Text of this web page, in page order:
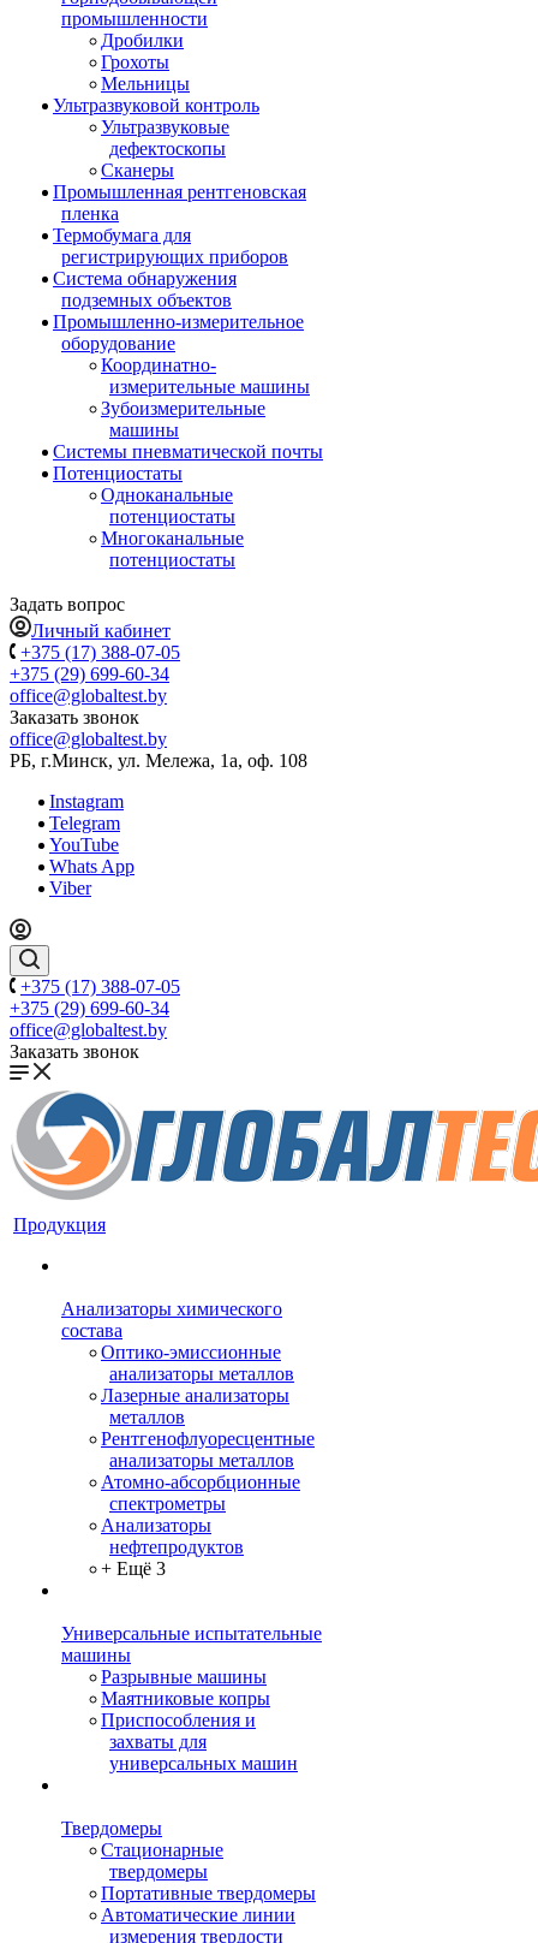
промышленности
Дробилки
Грохоты
Мельницы
Ультразвуковой контроль
Ультразвуковые
дефектоскопы
Сканеры
Промышленная рентгеновская
пленка
Термобумага для
регистрирующих приборов
Система обнаружения
подземных объектов
Промышленно-измерительное
оборудование
Координатно-
измерительные машины
Зубоизмерительные
машины
Системы пневматической почты
Потенциостаты
Одноканальные
потенциостаты
Многоканальные
потенциостаты
Задать вопрос
Личный кабинет
+375 (17) 388-07-05
+375 (29) 699-60-34
office@globaltest.by
Заказать звонок
office@globaltest.by
РБ, г.Минск, ул. Мележа, 1а, оф. 108
Instagram
Telegram
YouTube
Whats App
Viber
+375 (17) 388-07-05
+375 (29) 699-60-34
office@globaltest.by
Заказать звонок
Продукция
Анализаторы химического
состава
Оптико-эмиссионные
анализаторы металлов
Лазерные анализаторы
металлов
Рентгенофлуоресцентные
анализаторы металлов
Атомно-абсорбционные
спектрометры
Анализаторы
нефтепродуктов
+ Ещё 3
Универсальные испытательные
машины
Разрывные машины
Маятниковые копры
Приспособления и
захваты для
универсальных машин
Твердомеры
Стационарные
твердомеры
Портативные твердомеры
Автоматические линии
измерения твердости